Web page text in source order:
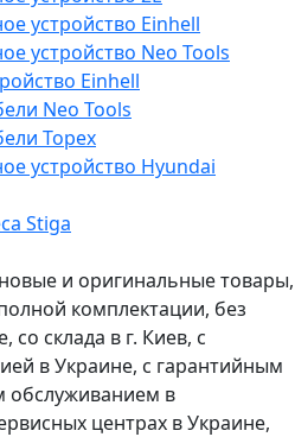
устройство Einhell
устройство Neo Tools
Einhell
Neo Tools
Topex
устройство Hyundai
Stiga
и оригинальные товары,
комплектации, без
со склада в г. Киев, с
в Украине, с гарантийным
обслуживанием в
центрах в Украине,